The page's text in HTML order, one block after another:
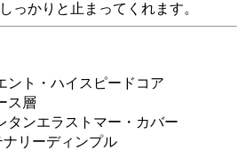
っかりと止まってくれます。
ント・ハイスピードコア
ス層
タンエラストマー・カバー
リーディンプル